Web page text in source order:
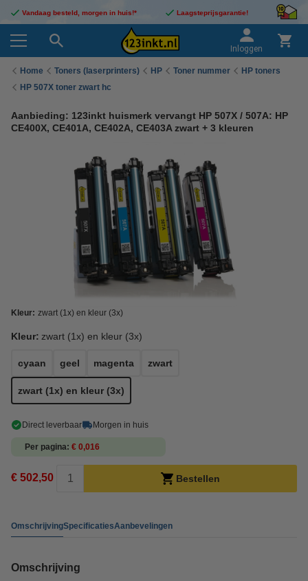
Vandaag besteld, morgen in huis!* Laagsteprijsgarantie!
Inloggen
Home Toners (laserprinters) HP Toner nummer
HP toners
HP 507X toner zwart hc
Aanbieding: 123inkt huismerk vervangt HP 507X / 507A: HP
CE400X, CE401A, CE402A, CE403A zwart + 3 kleuren
Kleur: zwart (1x) en kleur (3x)
Kleur: zwart (1x) en kleur (3x)
cyaan geel magenta zwart
zwart (1x) en kleur (3x)
Direct leverbaar Morgen in huis
Per pagina € 0,016
€ 502,50 Bestellen
OmschrijvingSpecificatiesAanbevelingen
Omschrijving